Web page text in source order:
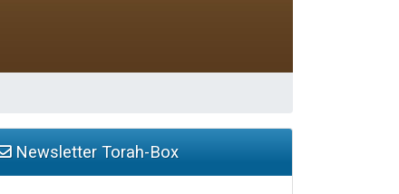
Newsletter Torah-Box